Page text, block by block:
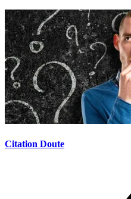
Citation Doute